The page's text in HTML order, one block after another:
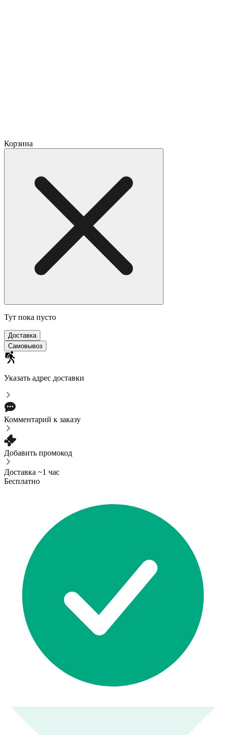
Корзина
Тут пока пусто
Доставка
Самовывоз
Указать адрес доставки
Комментарий к заказу
Добавить промокод
Доставка ~1 час
Бесплатно